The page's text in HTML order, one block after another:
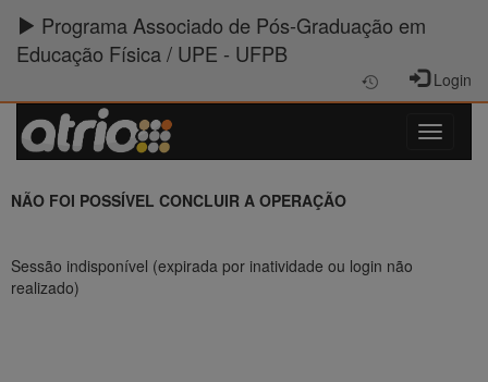
Programa Associado de Pós-Graduação em
Educação Física / UPE - UFPB
Login
NÃO FOI POSSÍVEL CONCLUIR A OPERAÇÃO
Sessão indisponível (expirada por inatividade ou login não
realizado)